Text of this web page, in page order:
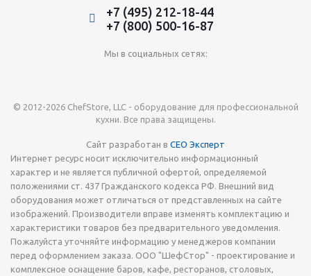
+7 (495) 212-18-44
+7 (800) 500-16-87
Мы в социальных сетях:
© 2012-2026 ChefStore, LLC - оборудование для профессиональной
кухни. Все права защищены.
Сайт разработан в СЕО Эксперт
Интернет ресурс носит исключительно информационный
характер и не является публичной офертой, определяемой
положениями ст. 437 Гражданского кодекса РФ. Внешний вид
оборудования может отличаться от представленных на сайте
изображений. Производители вправе изменять комплектацию и
характеристики товаров без предварительного уведомления.
Пожалуйста уточняйте информацию у менеджеров компании
перед оформлением заказа. ООО "ШефСтор" - проектирование и
комплексное оснащение баров, кафе, ресторанов, столовых,